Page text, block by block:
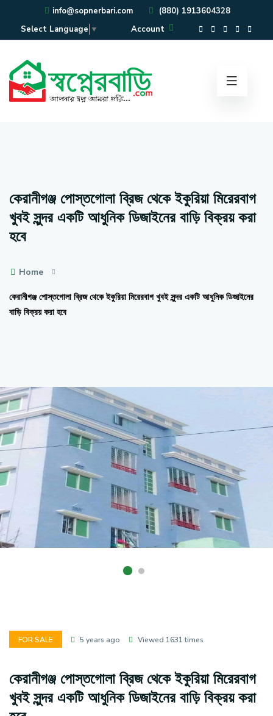
info@sopnerbari.com
(880) 1913604328
Select Language ▼ Account
কেরানীগঞ্জ পোস্তগোলা ব্রিজ থেকে ইকুরিয়া মিরেরবাগ
খুবই সুন্দর একটি আধুনিক ডিজাইনের বাড়ি বিক্রয় করা
হবে
Home
কেরানীগঞ্জ পোস্তগোলা ব্রিজ থেকে ইকুরিয়া মিরেরবাগ খুবই সুন্দর একটি আধুনিক ডিজাইনের
বাড়ি বিক্রয় করা হবে
FOR SALE 5 years ago Viewed 1631 times
কেরানীগঞ্জ পোস্তগোলা ব্রিজ থেকে ইকুরিয়া মিরেরবাগ
খুবই সুন্দর একটি আধুনিক ডিজাইনের বাড়ি বিক্রয় করা